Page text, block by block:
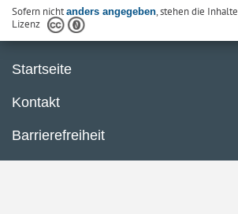
Sofern nichtanders angegeben, stehen die
Lizenz
Startseite
Kontakt
Barrierefreiheit